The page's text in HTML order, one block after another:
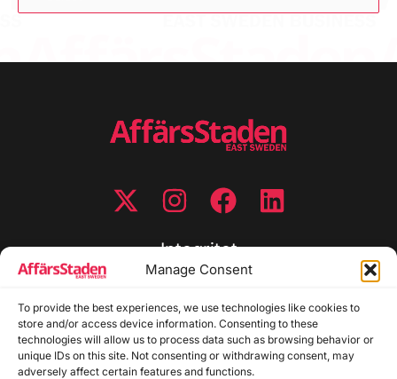
Manage Consent
To provide the best experiences, we use technologies like cookies to
store and/or access device information. Consenting to these
technologies will allow us to process data such as browsing behavior or
unique IDs on this site. Not consenting or withdrawing consent, may
adversely affect certain features and functions.
Integritet
Cookiepolicy
Disclaimer
Redaktionell policy
Utgivarinformation